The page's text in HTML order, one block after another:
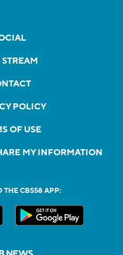
POLICY
OF USE
MY INFORMATION
THE CBS58 APP: